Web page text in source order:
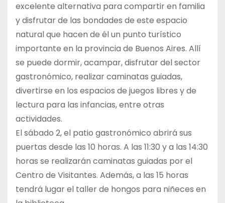
excelente alternativa para compartir en familia
y disfrutar de las bondades de este espacio
natural que hacen de él un punto turístico
importante en la provincia de Buenos Aires. Allí
se puede dormir, acampar, disfrutar del sector
gastronómico, realizar caminatas guiadas,
divertirse en los espacios de juegos libres y de
lectura para las infancias, entre otras
actividades.
El sábado 2, el patio gastronómico abrirá sus
puertas desde las 10 horas. A las 11:30 y a las 14:30
horas se realizarán caminatas guiadas por el
Centro de Visitantes. Además, a las 15 horas
tendrá lugar el taller de hongos para niñeces en